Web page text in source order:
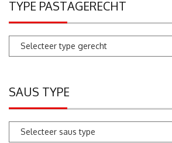
TYPE PASTAGERECHT
SAUS TYPE